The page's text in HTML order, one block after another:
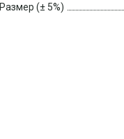
Размер (± 5%)